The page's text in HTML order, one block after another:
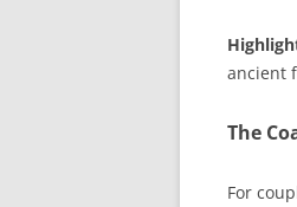
ancient
The
For